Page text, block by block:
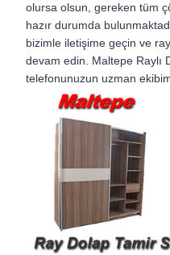
olursa olsun, gereken tüm
hazır durumda
bizimle iletişime geçin ve
devam edin. Maltepe Raylı
telefonunuzun uzman